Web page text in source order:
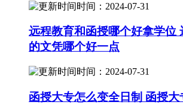
时间：2024-07-31
远程教育和函授哪个好拿学位
的文凭哪个好一点
时间：2024-07-31
函授大专怎么变全日制 函授大